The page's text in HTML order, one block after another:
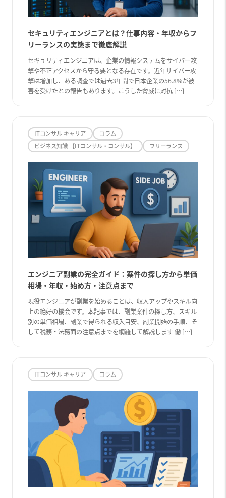
セキュリティエンジニアとは？仕事内容・年収からフ
リーランスの実態まで徹底解説
セキュリティエンジニアは、企業の情報システムをサイバー攻
撃や不正アクセスから守る要となる存在です。近年サイバー攻
撃は増加し、ある調査では過去3年間で日本企業の56.8%が被
害を受けたとの報告もあります。こうした脅威に対抗 […]
ITコンサル キャリア
コラム
ビジネス知識 【ITコンサル・コンサル】
フリーランス
エンジニア副業の完全ガイド：案件の探し方から単価
相場・年収・始め方・注意点まで
現役エンジニアが副業を始めることは、収入アップやスキル向
上の絶好の機会です。本記事では、副業案件の探し方、スキル
別の単価相場、副業で得られる収入目安、副業開始の手順、そ
して税務・法務面の注意点までを網羅して解説します 働 […]
ITコンサル キャリア コラム